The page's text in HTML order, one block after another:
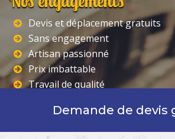
Devis et déplacement gratuits
Sans engagement
Artisan passionné
Prix imbattable
Travail de qualité
Demande de devis